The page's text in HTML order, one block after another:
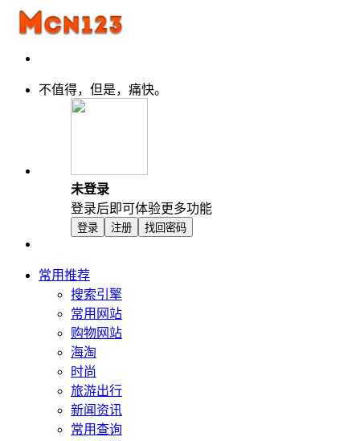
不值得，但是，痛快。
未登录
登录后即可体验更多功能
登录 注册 找回密码
常用推荐
搜索引擎
常用网站
购物网站
海淘
时尚
旅游出行
新闻资讯
常用查询